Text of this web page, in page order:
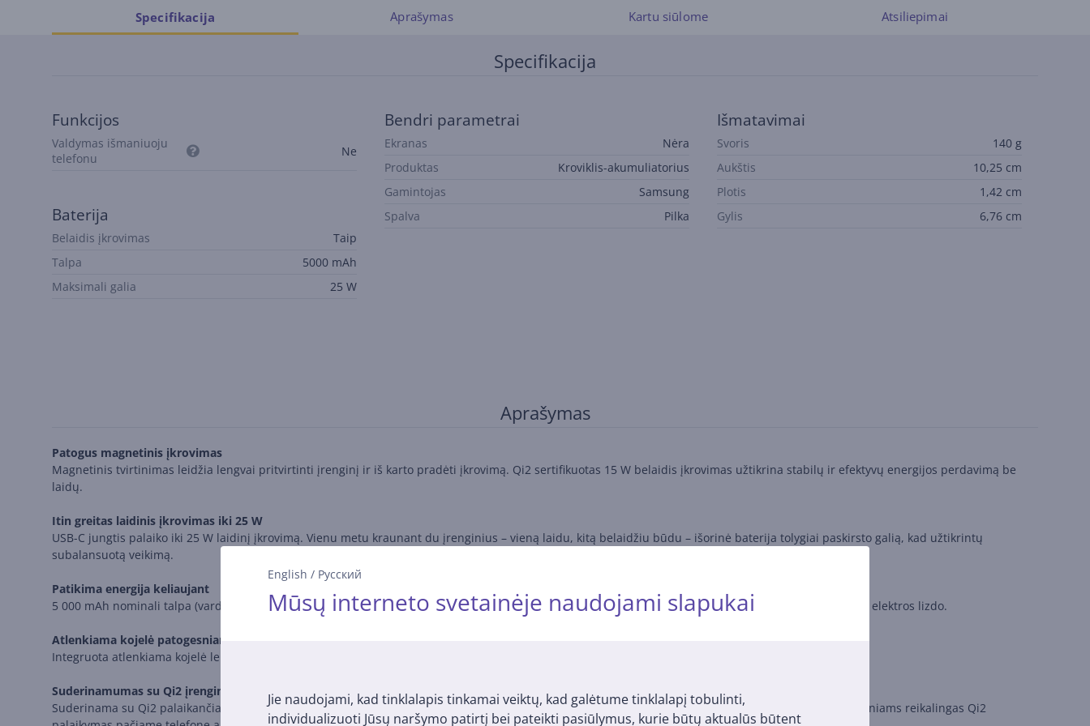
English / Русский
Mūsų interneto svetainėje naudojami slapukai
Jie naudojami, kad tinklalapis tinkamai veiktų, kad galėtume tinklalapį tobulinti,
individualizuoti Jūsų naršymo patirtį bei pateikti pasiūlymus, kurie būtų aktualūs būtent
Specifikacija Aprašymas Kartu siūlome Atsiliepimai
Specifikacija
Funkcijos
Valdymas išmaniuoju
telefonu
Ne
Baterija
Belaidis įkrovimas
Taip
Talpa
5000 mAh
Maksimali galia
25 W
Bendri parametrai
Ekranas
Nėra
Produktas
Kroviklis-akumuliatorius
Gamintojas
Samsung
Spalva
Pilka
Išmatavimai
Svoris
140 g
Aukštis
10,25 cm
Plotis
1,42 cm
Gylis
6,76 cm
Aprašymas
Patogus magnetinis įkrovimas
Magnetinis tvirtinimas leidžia lengvai pritvirtinti įrenginį ir iš karto pradėti įkrovimą. Qi2 sertifikuotas 15 W belaidis įkrovimas užtikrina stabilų ir efektyvų energijos perdavimą be
laidų.
Itin greitas laidinis įkrovimas iki 25 W
USB-C jungtis palaiko iki 25 W laidinį įkrovimą. Vienu metu kraunant du įrenginius – vieną laidu, kitą belaidžiu būdu – išorinė baterija tolygiai paskirsto galią, kad užtikrintų
subalansuotą veikimą.
Patikima energija keliaujant
5 000 mAh nominali talpa (vardinė – 4 855 mAh) suteikia pakankamai energijos kasdieniam naudojimui, kelionėms ar darbui, kai neturite prieigos prie elektros lizdo.
Atlenkiama kojelė patogesniam naudojimui
Integruota atlenkiama kojelė leidžia patogiai naudotis įrenginiu tiek vertikalioje, tiek horizontalioje padėtyje, kol jis kraunamas.
Suderinamumas su Qi2 įrenginiais
Suderinama su Qi2 palaikančiais įrenginiais, įskaitant Galaxy S25 seriją, Galaxy Z Fold7, Z Flip7, Galaxy S26 seriją ir naujesnius modelius. Galaxy įrenginiams reikalingas Qi2